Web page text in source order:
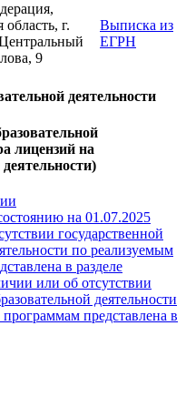
г.
9
Выписка из
ЕГРН
деятельности
лицензий на
на 01.07.2025
государственной
по реализуемым
в разделе
или об отсутствии
деятельности
представлена в